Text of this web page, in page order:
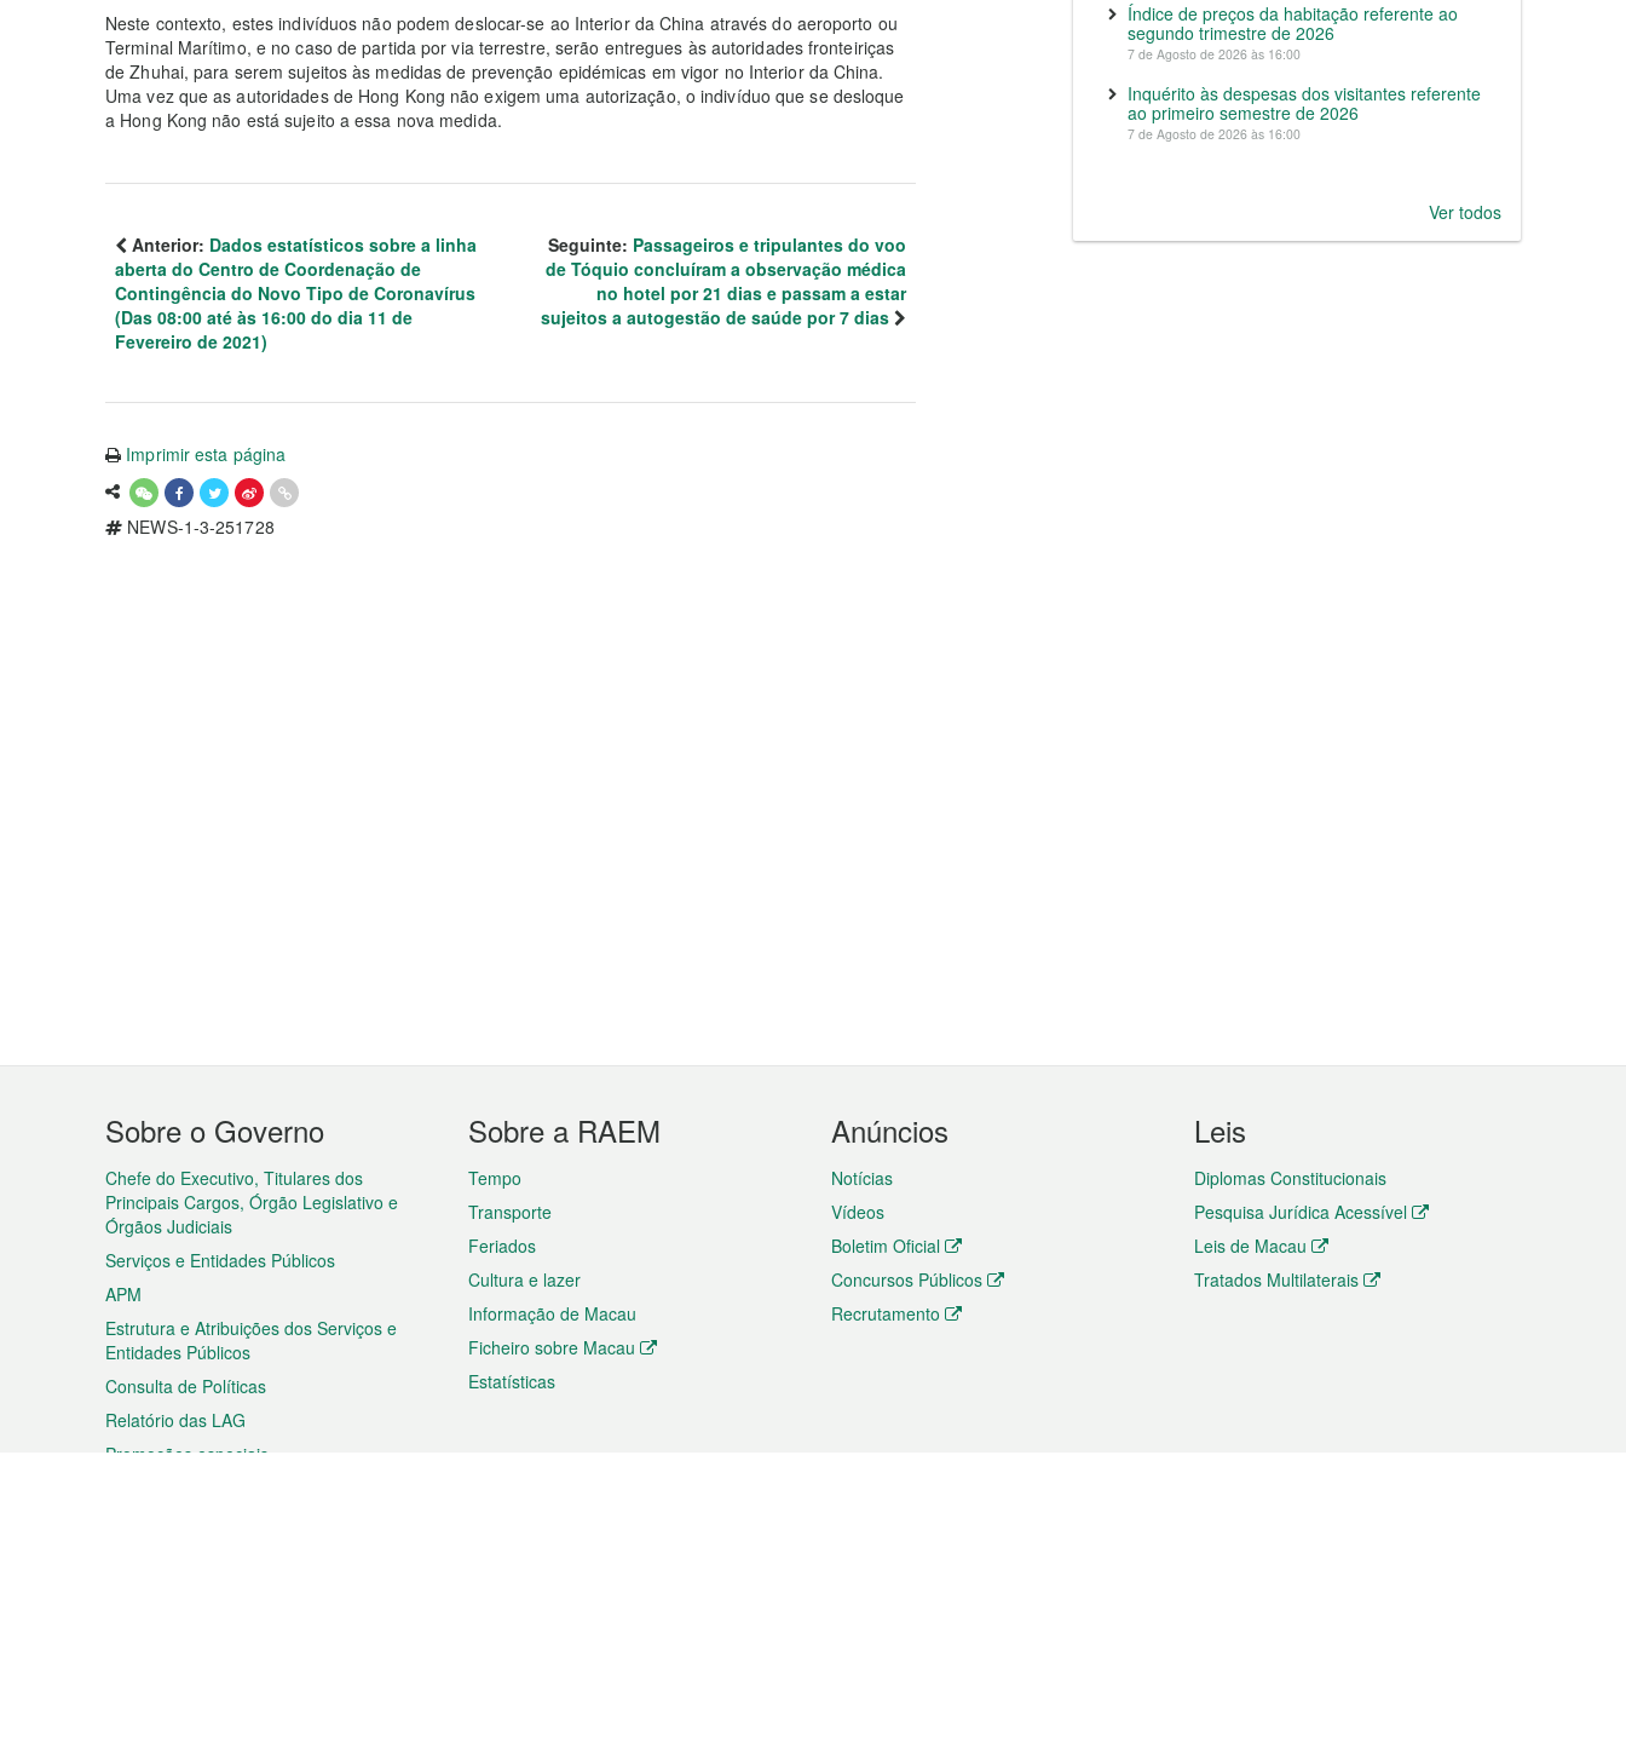
Neste contexto, estes indivíduos não podem deslocar-se ao Interior da China através do aeroporto ou
Terminal Marítimo, e no caso de partida por via terrestre, serão entregues às autoridades fronteiriças
de Zhuhai, para serem sujeitos às medidas de prevenção epidémicas em vigor no Interior da China.
Uma vez que as autoridades de Hong Kong não exigem uma autorização, o indivíduo que se desloque
a Hong Kong não está sujeito a essa nova medida.
Anterior: Dados estatísticos sobre a linha
aberta do Centro de Coordenação de
Contingência do Novo Tipo de Coronavírus
(Das 08:00 até às 16:00 do dia 11 de
Fevereiro de 2021)
Seguinte: Passageiros e tripulantes do voo
de Tóquio concluíram a observação médica
no hotel por 21 dias e passam a estar
sujeitos a autogestão de saúde por 7 dias
Imprimir esta página
NEWS-1-3-251728
Índice de preços da habitação referente ao
segundo trimestre de 2026
7 de Agosto de 2026 às 16:00
Inquérito às despesas dos visitantes referente
ao primeiro semestre de 2026
7 de Agosto de 2026 às 16:00
Ver todos
Menu
do
rodapé
Sobre o Governo
Chefe do Executivo, Titulares dos
Principais Cargos, Órgão Legislativo e
Órgãos Judiciais
Serviços e Entidades Públicos
APM
Estrutura e Atribuições dos Serviços e
Entidades Públicos
Consulta de Políticas
Relatório das LAG
Promoções especiais
Sobre a RAEM
Tempo
Transporte
Feriados
Cultura e lazer
Informação de Macau
Ficheiro sobre Macau
Estatísticas
Anúncios
Notícias
Vídeos
Boletim Oficial
Concursos Públicos
Recrutamento
Leis
Diplomas Constitucionais
Pesquisa Jurídica Acessível
Leis de Macau
Tratados Multilaterais